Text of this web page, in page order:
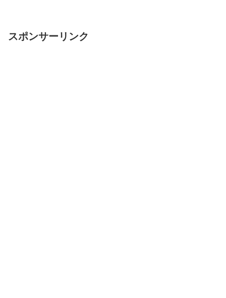
スポンサーリンク